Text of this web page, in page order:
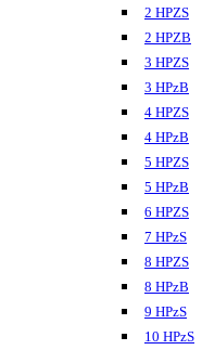
2 HPZS
2 HPZB
3 HPZS
3 HPzB
4 HPZS
4 HPzB
5 HPZS
5 HPzB
6 HPZS
7 HPzS
8 HPZS
8 HPzB
9 HPzS
10 HPzS